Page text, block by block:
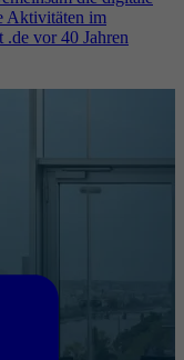
Aktivitäten im
.de vor 40 Jahren